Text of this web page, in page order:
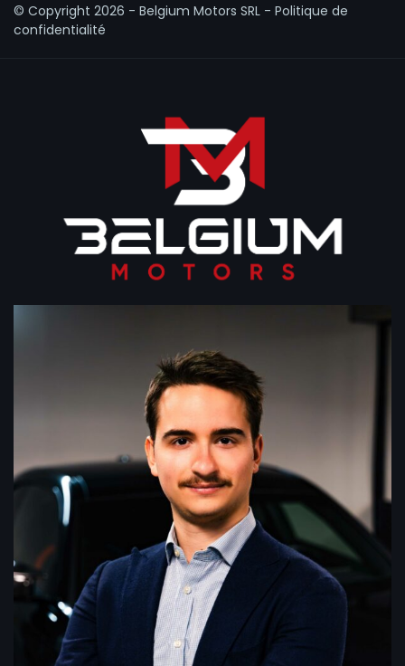
© Copyright 2026 - Belgium Motors SRL - Politique de
confidentialité